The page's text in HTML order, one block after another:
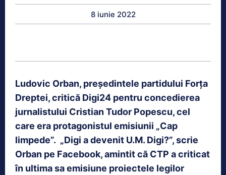
8 iunie 2022
Ludovic Orban, președintele partidului Forța
Dreptei, critică Digi24 pentru concedierea
jurnalistului Cristian Tudor Popescu, cel
care era protagonistul emisiunii „Cap
limpede”. „Digi a devenit U.M. Digi?”, scrie
Orban pe Facebook, amintit că CTP a criticat
în ultima sa emisiune proiectele legilor